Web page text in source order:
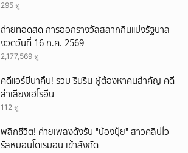
295 ดู
ถ่ายทอดสด การออกรางวัลสลากกินแบ่งรัฐบาล
งวดวันที่ 16 ก.ค. 2569
2,177,569 ดู
คดีแอร์มีนาคืบ! รวบ รินริน ผู้ต้องหาคนสำคัญ คดี
ลำเลียงเฮโรอีน
112 ดู
พลิกชีวิต! ค่ายเพลงดังรับ "น้องปุ้ย" สาวคลิปไว
รัลหมอนโดเรมอน เข้าสังกัด